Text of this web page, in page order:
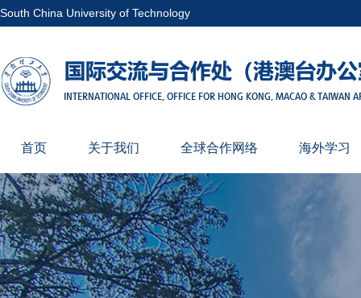
South China University of Technology
首页 关于我们 全球合作网络 海外学习